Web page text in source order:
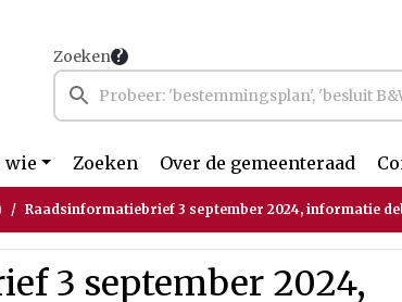
Zoeken
wie Zoeken Over de gemeenteraad
Raadsinformatiebrief 3 september 2024, informatie debatstuk Visie op arbeidsmigratie
3 september 2024,